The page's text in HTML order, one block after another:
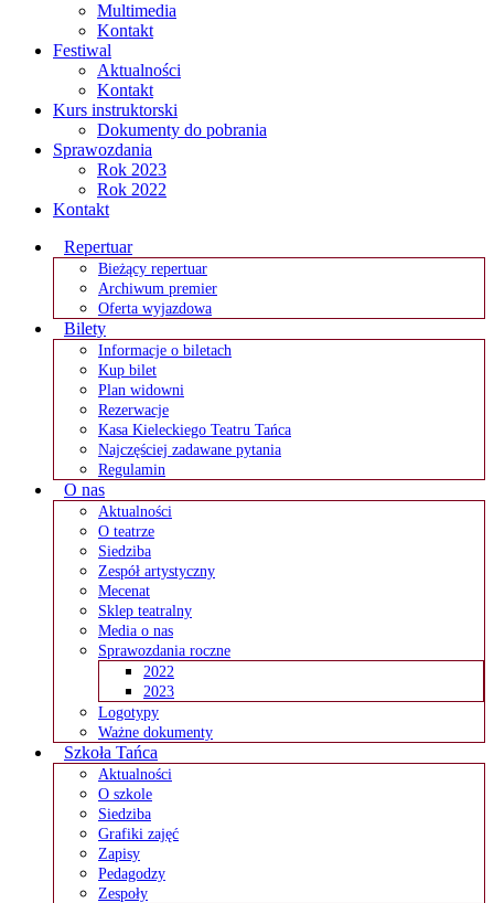
Multimedia
Kontakt
Festiwal
Aktualności
Kontakt
Kurs instruktorski
Dokumenty do pobrania
Sprawozdania
Rok 2023
Rok 2022
Kontakt
Repertuar
Bieżący repertuar
Archiwum premier
Oferta wyjazdowa
Bilety
Informacje o biletach
Kup bilet
Plan widowni
Rezerwacje
Kasa Kieleckiego Teatru Tańca
Najczęściej zadawane pytania
Regulamin
O nas
Aktualności
O teatrze
Siedziba
Zespół artystyczny
Mecenat
Sklep teatralny
Media o nas
Sprawozdania roczne
2022
2023
Logotypy
Ważne dokumenty
Szkoła Tańca
Aktualności
O szkole
Siedziba
Grafiki zajęć
Zapisy
Pedagodzy
Zespoły